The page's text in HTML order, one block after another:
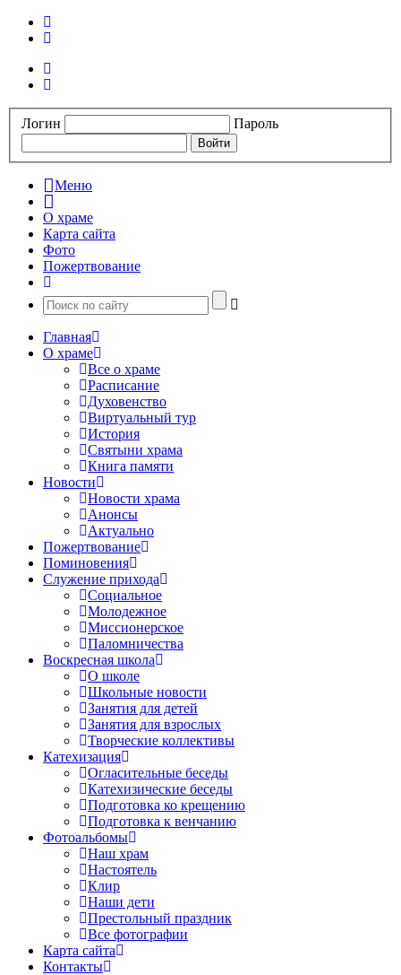
Логин Пароль
Меню
О храме
Карта сайта
Фото
Пожертвование
Главная
О храме
Все о храме
Расписание
Духовенство
Виртуальный тур
История
Святыни храма
Книга памяти
Новости
Новости храма
Анонсы
Актуально
Пожертвование
Поминовения
Служение прихода
Социальное
Молодежное
Миссионерское
Паломничества
Воскресная школа
О школе
Школьные новости
Занятия для детей
Занятия для взрослых
Творческие коллективы
Катехизация
Огласительные беседы
Катехизические беседы
Подготовка ко крещению
Подготовка к венчанию
Фотоальбомы
Наш храм
Настоятель
Клир
Наши дети
Престольный праздник
Все фотографии
Карта сайта
Контакты